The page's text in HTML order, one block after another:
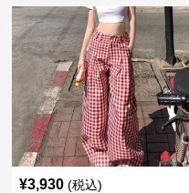
¥3,930 (税込)